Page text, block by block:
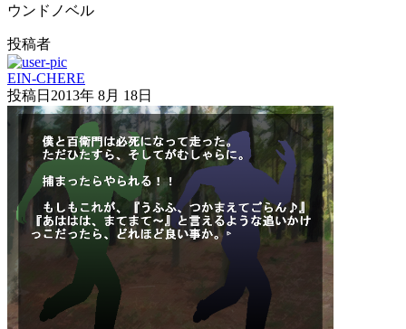
ウンドノベル
投稿者
EIN-CHERE
投稿日 2013年 8月 18日